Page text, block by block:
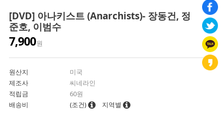
[DVD] 아나키스트 (Anarchists)- 장동건, 정
준호, 이범수
7,900원
원산지
미국
제조사
씨네라인
적립금
60원
배송비
(조건) 지역별